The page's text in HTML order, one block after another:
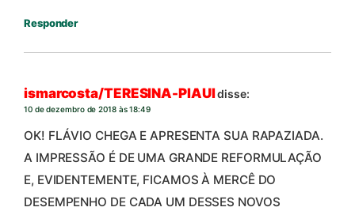
Responder
ismarcosta/TERESINA-PIAUIdisse:
10 de dezembro de 2018 às 18:49
OK! FLÁVIO CHEGA E APRESENTA SUA RAPAZIADA.
A IMPRESSÃO É DE UMA GRANDE REFORMULAÇÃO
E, EVIDENTEMENTE, FICAMOS À MERCÊ DO
DESEMPENHO DE CADA UM DESSES NOVOS